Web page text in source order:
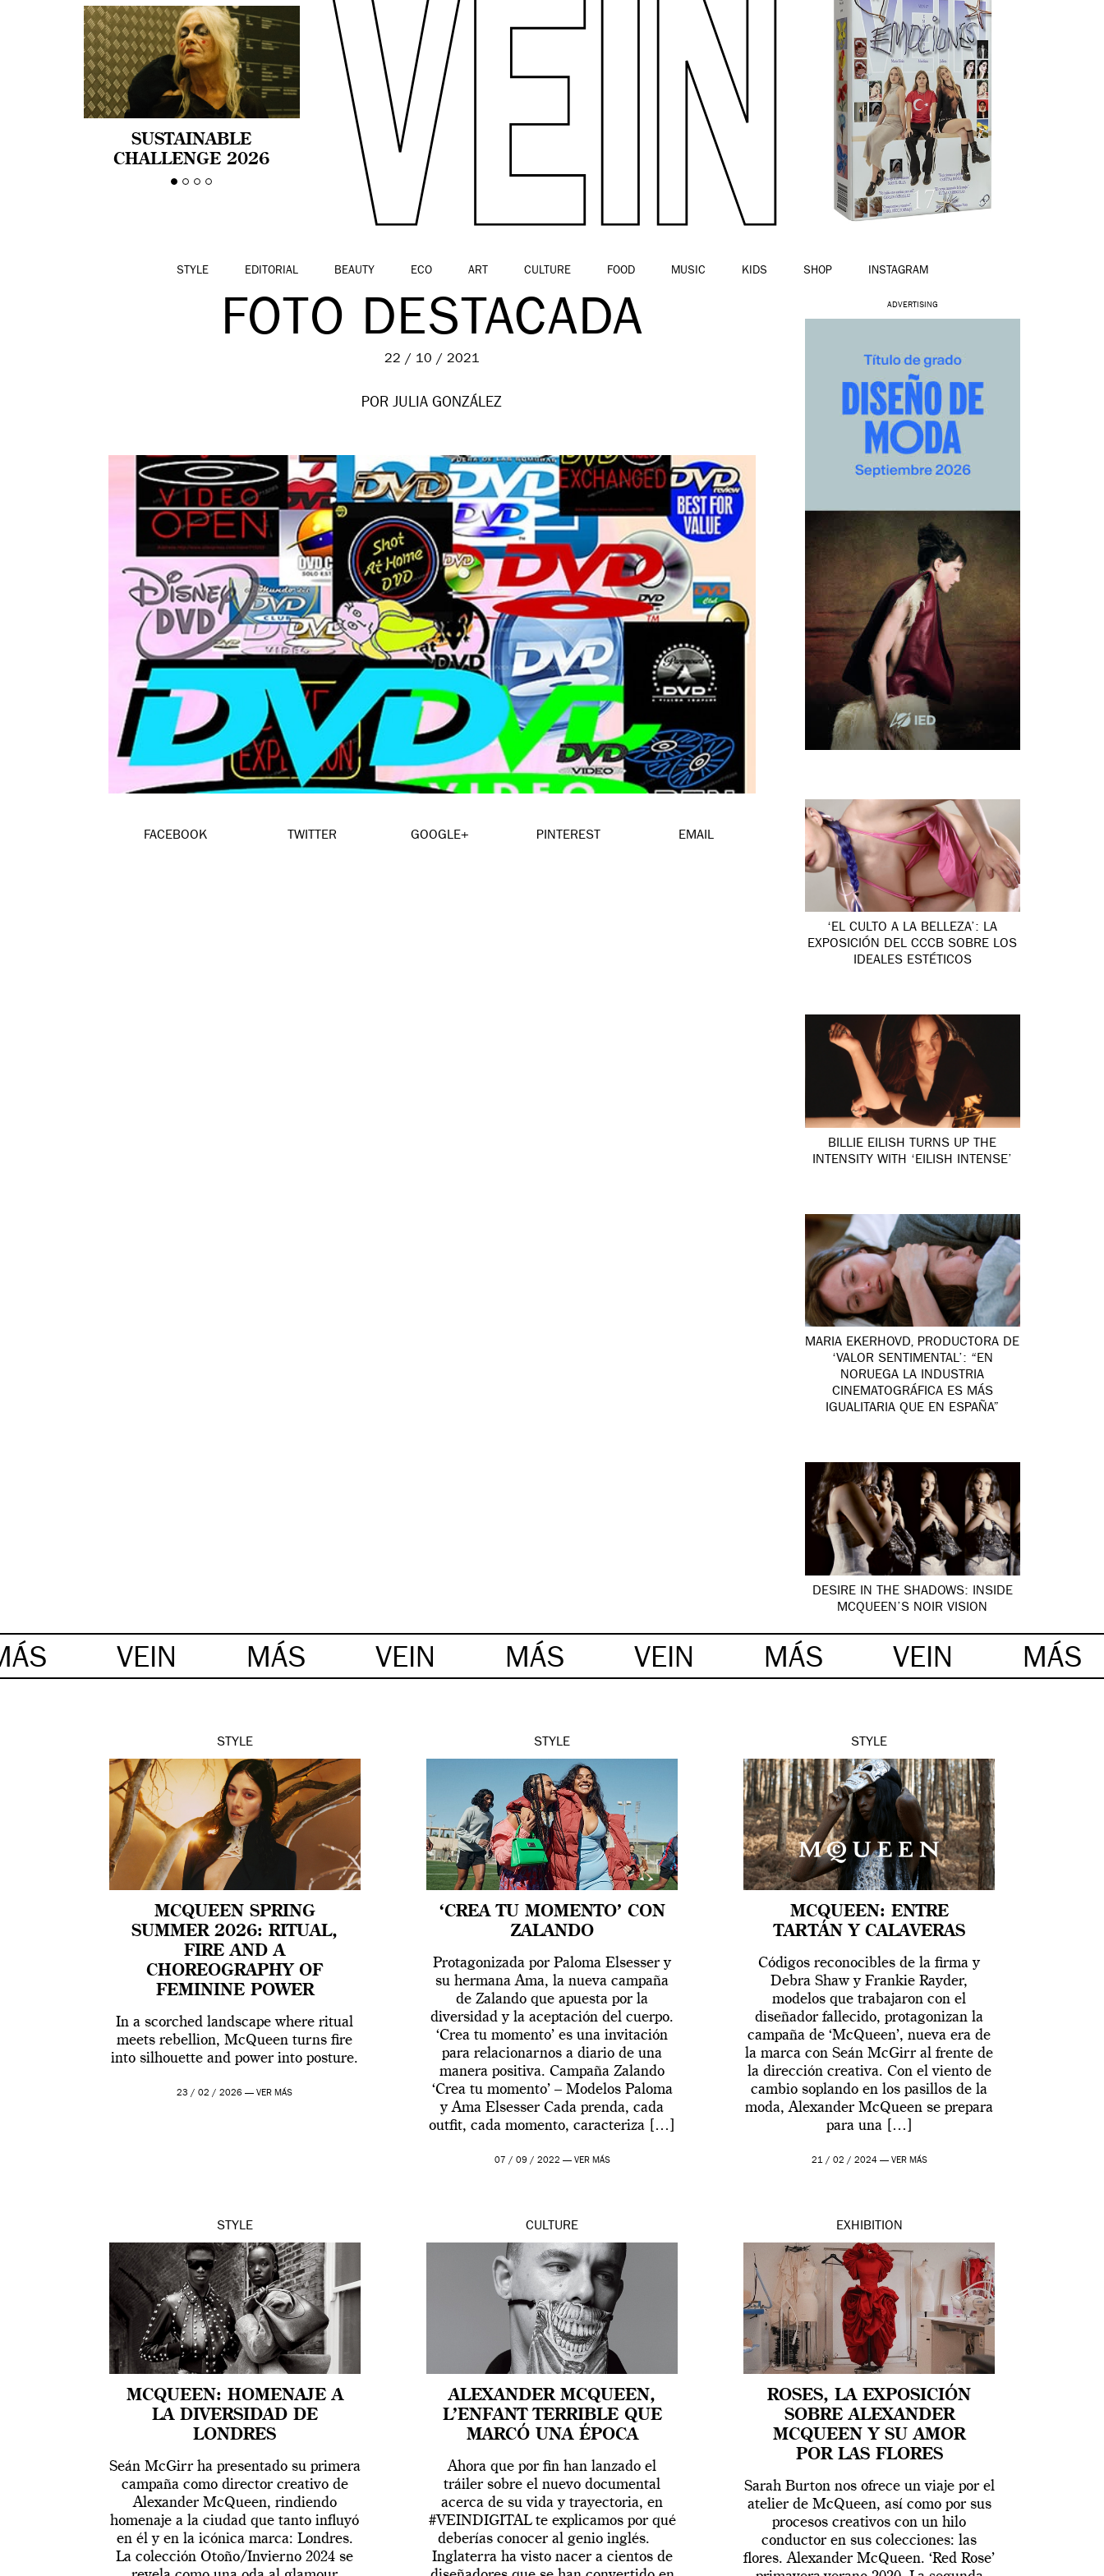
SUSTAINABLE
CHALLENGE 2026
CELEBRA LA
STYLE EDITORIAL BEAUTY ECO ART CULTURE FOOD MUSIC KIDS SHOP INSTAGRAM
FOTO DESTACADA
22 / 10 / 2021
POR JULIA GONZÁLEZ
FACEBOOK TWITTER GOOGLE+ PINTEREST EMAIL
ADVERTISING
‘EL CULTO A LA BELLEZA’: LA
EXPOSICIÓN DEL CCCB SOBRE LOS
IDEALES ESTÉTICOS
BILLIE EILISH TURNS UP THE
INTENSITY WITH ‘EILISH INTENSE’
MARIA EKERHOVD, PRODUCTORA DE
‘VALOR SENTIMENTAL’: “EN
NORUEGA LA INDUSTRIA
CINEMATOGRÁFICA ES MÁS
IGUALITARIA QUE EN ESPAÑA”
DESIRE IN THE SHADOWS: INSIDE
MCQUEEN’S NOIR VISION
VEIN MÁS VEIN MÁS VEIN MÁS VEIN MÁS
STYLE
MCQUEEN SPRING
SUMMER 2026: RITUAL,
FIRE AND A
CHOREOGRAPHY OF
FEMININE POWER
In a scorched landscape where ritual
meets rebellion, McQueen turns fire
into silhouette and power into posture.
23 / 02 / 2026 —VER MÁS
STYLE
‘CREA TU MOMENTO’ CON
ZALANDO
Protagonizada por Paloma Elsesser y
su hermana Ama, la nueva campaña
de Zalando que apuesta por la
diversidad y la aceptación del cuerpo.
‘Crea tu momento’ es una invitación
para relacionarnos a diario de una
manera positiva. Campaña Zalando
‘Crea tu momento’ – Modelos Paloma
y Ama Elsesser Cada prenda, cada
outfit, cada momento, caracteriza […]
07 / 09 / 2022 — VER MÁS
STYLE
MCQUEEN: ENTRE
TARTÁN Y CALAVERAS
Códigos reconocibles de la firma y
Debra Shaw y Frankie Rayder,
modelos que trabajaron con el
diseñador fallecido, protagonizan la
campaña de ‘McQueen’, nueva era de
la marca con Seán McGirr al frente de
la dirección creativa. Con el viento de
cambio soplando en los pasillos de la
moda, Alexander McQueen se prepara
para una […]
21 / 02 / 2024 — VER MÁS
STYLE
MCQUEEN: HOMENAJE A
LA DIVERSIDAD DE
LONDRES
Seán McGirr ha presentado su primera
campaña como director creativo de
Alexander McQueen, rindiendo
homenaje a la ciudad que tanto influyó
en él y en la icónica marca: Londres.
La colección Otoño/Invierno 2024 se
CULTURE
ALEXANDER MCQUEEN,
L’ENFANT TERRIBLE QUE
MARCÓ UNA ÉPOCA
Ahora que por fin han lanzado el
tráiler sobre el nuevo documental
acerca de su vida y trayectoria, en
#VEINDIGITAL te explicamos por qué
deberías conocer al genio inglés.
Inglaterra ha visto nacer a cientos de
EXHIBITION
ROSES, LA EXPOSICIÓN
SOBRE ALEXANDER
MCQUEEN Y SU AMOR
POR LAS FLORES
Sarah Burton nos ofrece un viaje por el
atelier de McQueen, así como por sus
procesos creativos con un hilo
conductor en sus colecciones: las
flores. Alexander McQueen. ‘Red Rose’